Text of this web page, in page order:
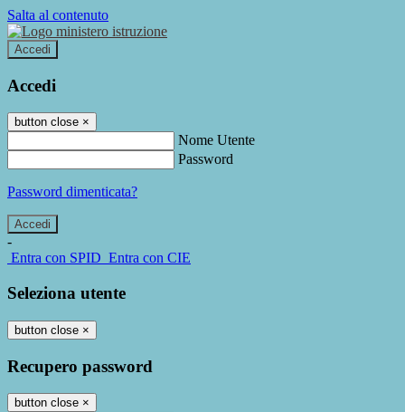
Salta al contenuto
Accedi
Accedi
button close ×
Nome Utente
Password
Password dimenticata?
-
Entra con SPID Entra con CIE
Seleziona utente
button close ×
Recupero password
button close ×